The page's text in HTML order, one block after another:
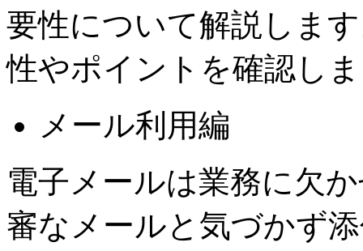
要性について解説しま
性やポイントを確認し
メール利用編
電子メールは業務に欠
審なメールと気づかず